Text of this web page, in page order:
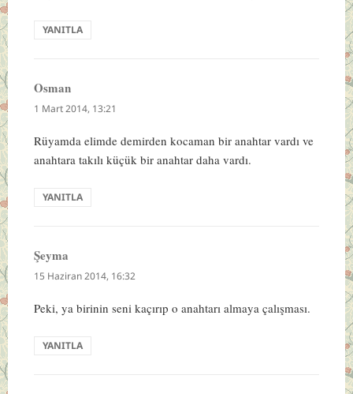
YANITLA
Osmandedi
ki:
1 Mart 2014, 13:21
Rüyamda elimde demirden kocaman bir anahtar vardı ve
anahtara takılı küçük bir anahtar daha vardı.
YANITLA
Şeyma
ki:
15 Haziran 2014, 16:32
Peki, ya birinin seni kaçırıp o anahtarı almaya çalışması.
YANITLA